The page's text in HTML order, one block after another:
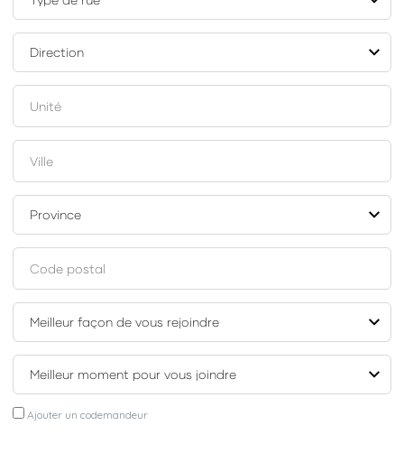
Ajouter un codemandeur